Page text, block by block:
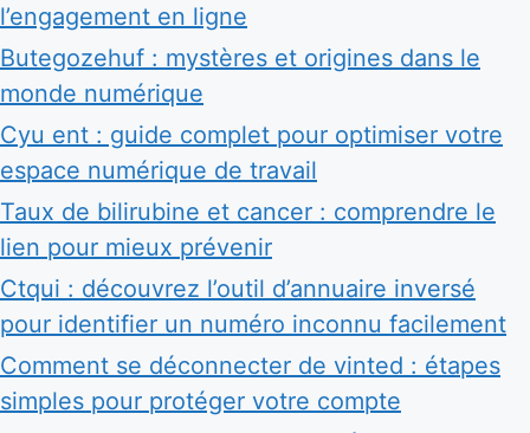
l’engagement en ligne
Butegozehuf : mystères et origines dans le
monde numérique
Cyu ent : guide complet pour optimiser votre
espace numérique de travail
Taux de bilirubine et cancer : comprendre le
lien pour mieux prévenir
Ctqui : découvrez l’outil d’annuaire inversé
pour identifier un numéro inconnu facilement
Comment se déconnecter de vinted : étapes
simples pour protéger votre compte